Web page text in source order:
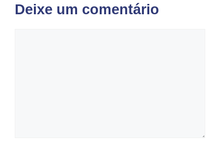
Deixe um comentário